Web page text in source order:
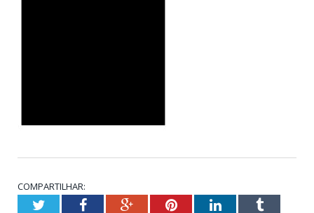
COMPARTILHAR:
TwitterFacebookGoogle+PinterestLinkedInTumblr